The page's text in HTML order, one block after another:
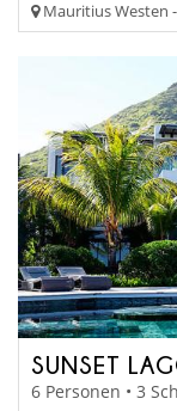
Mauritius Westen
SUNSET
6 Personen • 3